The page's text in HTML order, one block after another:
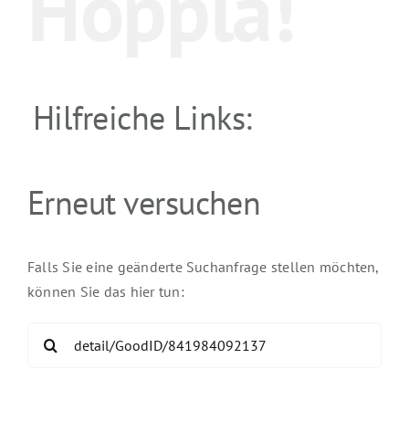
Hilfreiche Links:
Erneut versuchen
Falls Sie eine geänderte Suchanfrage stellen möchten,
können Sie das hier tun: